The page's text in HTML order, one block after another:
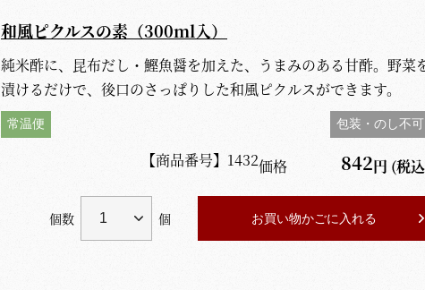
和風ピクルスの素（300ml入）
純米酢に、昆布だし・鰹魚醤を加えた、うまみのある甘酢。野菜
漬けるだけで、後口のさっぱりした和風ピクルスができます。
常温便 包装・のし不可
【商品番号】 1432価格 842円 (税
個数 個 お買い物かごに入れる